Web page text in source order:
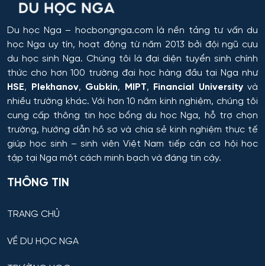
Hóa học cơ bản và ứng dụng
Hóa học, Vật lý và Cơ học Vật liệu
Hóa nông và khoa học đất nông nghiệp
Hóa sinh y học
Hải quan
Du học Nga – hocbongnga.com là nền tảng tư vấn du
học Nga uy tín, hoạt động từ năm 2013 bởi đội ngũ cựu
du học sinh Nga. Chúng tôi là đại diện tuyển sinh chính
thức cho hơn 100 trường đại học hàng đầu tại Nga như
HSE, Plekhanov, Gubkin, MIPT, Financial Universityvà
nhiều trường khác. Với hơn 10 năm kinh nghiệm, chúng tôi
cung cấp thông tin học bổng du học Nga, hỗ trợ chọn
trường, hướng dẫn hồ sơ và chia sẻ kinh nghiệm thực tế
giúp học sinh – sinh viên Việt Nam tiếp cận cơ hội học
tập tại Nga một cách minh bạch và đáng tin cậy.
THÔNG TIN
TRANG CHỦ
VỀ DU HỌC NGA